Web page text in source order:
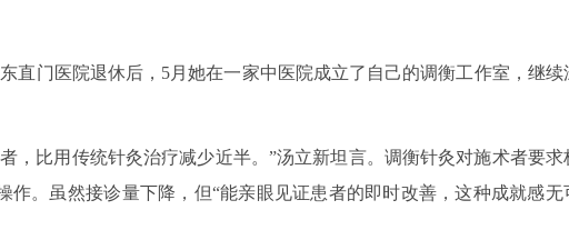
直门医院退休后，5月她在一家中医院成立了自己的调衡工作室，继续
，比用传统针灸治疗减少近半。”汤立新坦言。调衡针灸对施术者要求
作。虽然接诊量下降，但“能亲眼见证患者的即时改善，这种成就感无